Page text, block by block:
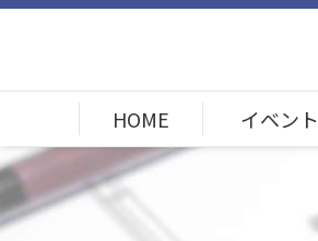
HOME イベント